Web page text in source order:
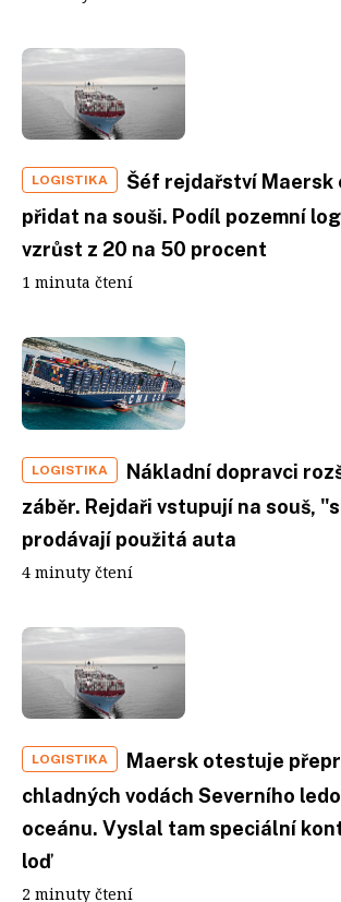
LOGISTIKA
Šéf rejdařství Maersk
přidat na souši. Podíl pozemní
vzrůst z 20 na 50 procent
1 minuta čtení
LOGISTIKA
Nákladní dopravci
záběr. Rejdaři vstupují na souš,
prodávají použitá auta
4 minuty čtení
LOGISTIKA
Maersk otestuje
chladných vodách Severního
oceánu. Vyslal tam speciální
loď
2 minuty čtení